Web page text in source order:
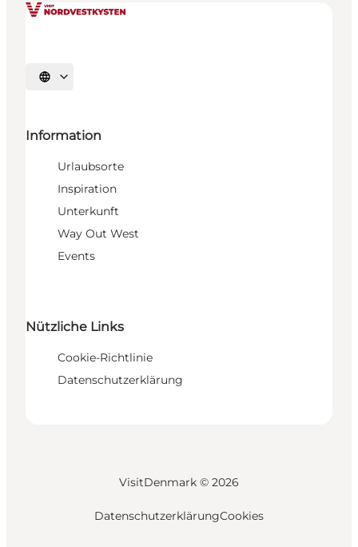
Sprache auswählen
Information
Urlaubsorte
Inspiration
Unterkunft
Way Out West
Events
Nützliche Links
Cookie-Richtlinie
Datenschutzerklärung
VisitDenmark © 2026
DatenschutzerklärungCookies